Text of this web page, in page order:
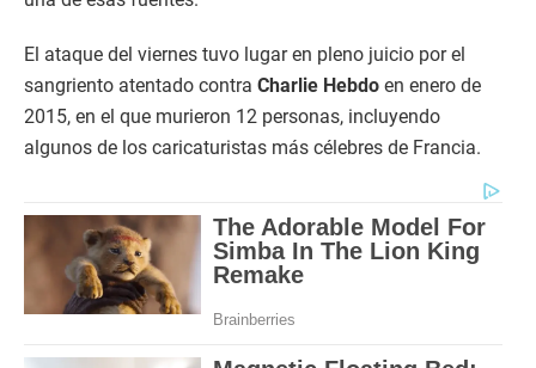
El ataque del viernes tuvo lugar en pleno juicio por el
sangriento atentado contra Charlie Hebdo en enero de
2015, en el que murieron 12 personas, incluyendo
algunos de los caricaturistas más célebres de Francia.